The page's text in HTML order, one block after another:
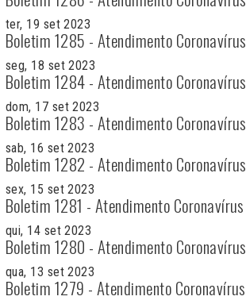
ter, 19 set 2023
Boletim 1285 - Atendimento Coronavírus
seg, 18 set 2023
Boletim 1284 - Atendimento Coronavírus
dom, 17 set 2023
Boletim 1283 - Atendimento Coronavírus
sab, 16 set 2023
Boletim 1282 - Atendimento Coronavírus
sex, 15 set 2023
Boletim 1281 - Atendimento Coronavírus
qui, 14 set 2023
Boletim 1280 - Atendimento Coronavírus
qua, 13 set 2023
Boletim 1279 - Atendimento Coronavírus